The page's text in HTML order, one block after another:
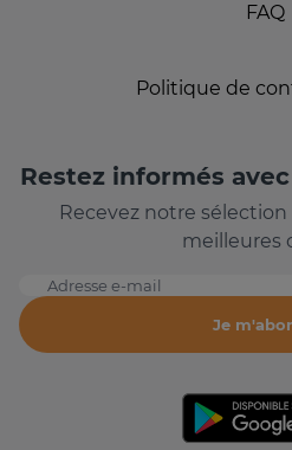
FAQ
Politique de
Restez informés
Recevez notre
meilleures
Adresse e-mail
Je